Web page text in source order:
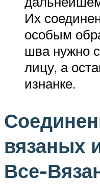
Их
особым
шва нужно
лицу, а
изнанке.
вязаных
Все-